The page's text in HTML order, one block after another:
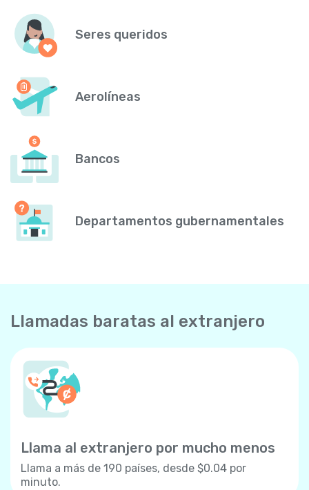
Seres queridos
Aerolíneas
Bancos
Departamentos gubernamentales
Llamadas baratas al extranjero
Llama al extranjero por mucho menos
Llama a más de 190 países, desde $0.04 por
minuto.